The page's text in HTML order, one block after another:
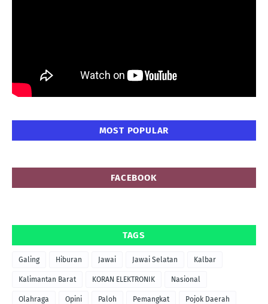
MOST POPULAR
FACEBOOK
TAGS
Galing Hiburan Jawai Jawai Selatan Kalbar
Kalimantan Barat KORAN ELEKTRONIK Nasional
Olahraga Opini Paloh Pemangkat Pojok Daerah